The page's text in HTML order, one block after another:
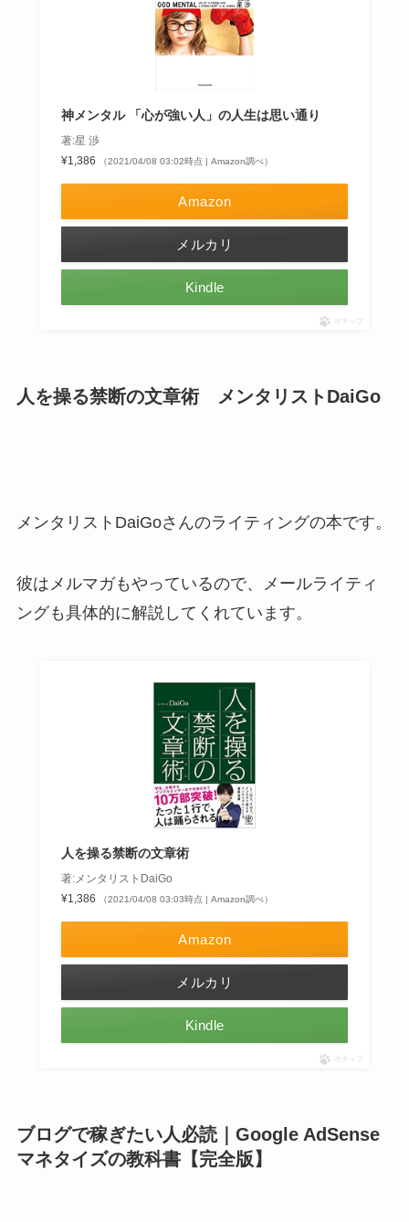
神メンタル 「心が強い人」の人生は思い通り
著:星 渉
¥1,386
（2021/04/08 03:02時点 | Amazon調べ）
Amazon
メルカリ
Kindle
ポチップ
人を操る禁断の文章術 メンタリストDaiGo
メンタリストDaiGoさんのライティングの本です。
彼はメルマガもやっているので、メールライティ
ングも具体的に解説してくれています。
人を操る禁断の文章術
著:メンタリストDaiGo
¥1,386
（2021/04/08 03:03時点 | Amazon調べ）
Amazon
メルカリ
Kindle
ポチップ
ブログで稼ぎたい人必読｜Google AdSense
マネタイズの教科書【完全版】